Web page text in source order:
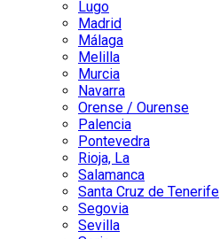
Lugo
Madrid
Málaga
Melilla
Murcia
Navarra
Orense / Ourense
Palencia
Pontevedra
Rioja, La
Salamanca
Santa Cruz de Tenerife
Segovia
Sevilla